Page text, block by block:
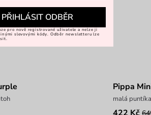
Pippa
malá
PŘIHLÁSIT ODBĚR
pro nově registrované uživatele a nelze ji
slevovými kódy. Odběr newsletteru lze